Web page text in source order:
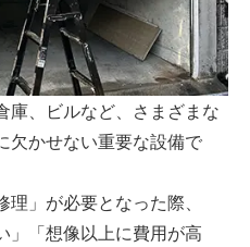
庫、ビルなど、さまざまな
欠かせない重要な設備で
」が必要となった際、
」「想像以上に費用が高